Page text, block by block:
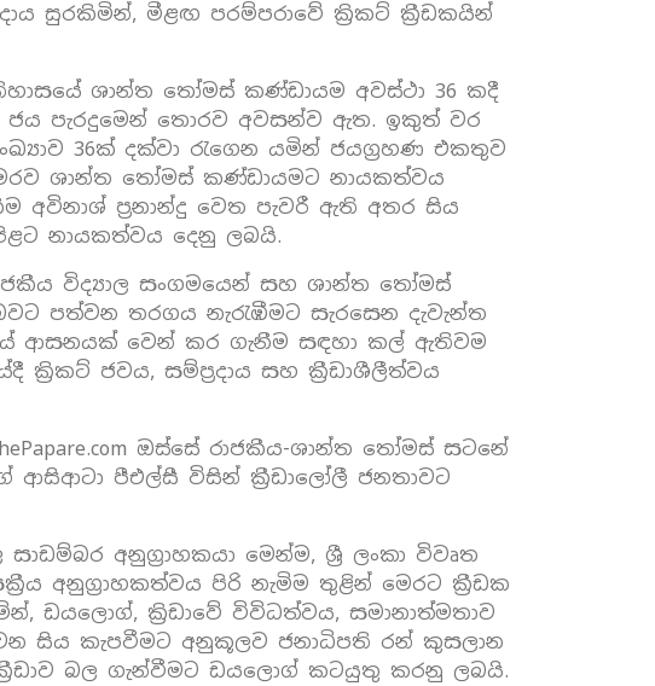
සුරකිමින්, මීළඟ පරම්පරාවේ ක්‍රිකට් ක්‍රීඩකයින්
ශාන්ත තෝමස් කණ්ඩායම අවස්ථා 36 කදී
ජය පැරදුමෙන් තොරව අවසන්ව ඇත. ඉකුත් වර
36ක් දක්වා රැගෙන යමින් ජයග්‍රහණ එකතුව
ශාන්ත තෝමස් කණ්ඩායමට නායකත්වය
ප්‍රනාන්දු වෙත පැවරී ඇති අතර සිය
නායකත්වය දෙනු ලබයි.
විද්‍යාල සංගමයෙන් සහ ශාන්ත තෝමස්
පත්වන තරගය නැරැඹීමට සැරසෙන දැවැන්ත
ආසනයක් වෙන් කර ගැනීම සඳහා කල් ඇතිවම
ජවය, සම්ප්‍රදාය සහ ක්‍රීඩාශීලීත්වය
ඔස්සේ රාජකීය-ශාන්ත තෝමස් සටනේ
ආසිආටා පීඑල්සී විසින් ක්‍රීඩාලෝලී ජනතාවට
අනුග්‍රාහකයා මෙන්ම, ශ්‍රී ලංකා විවෘත
අනුග්‍රාහකත්වය පිරි නැමිම තුළින් මෙරට ක්‍රීඩක
ඩය‌ලොග්, ක්‍රිඩාවේ විවිධත්වය, සමානාත්මතාව
සිය කැපවීමට අනුකූලව ජනාධිපති රන් කුසලාන
බල ගැන්වීමට ඩයලොග් කටයුතු කරනු ලබයි.